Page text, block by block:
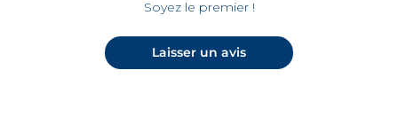
Soyez le premier !
Laisser un avis